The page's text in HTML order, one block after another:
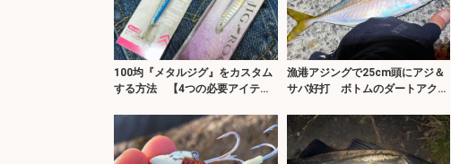
100均『メタルジグ』をカスタム
する方法 【4つの必要アイテム
漁港アジングで25cm頭にアジ＆
サバ好打 ボトムのダートアクシ